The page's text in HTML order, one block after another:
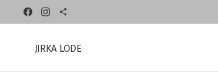
JIRKA LODE